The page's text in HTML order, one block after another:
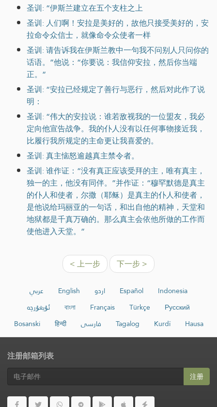
圣训: “伊斯兰建立在五个支柱之上
圣训: 人们啊！安拉是美好的，故他只接受美好的，安
拉命令众信士，就像命令众使者一样
圣训: 请告诉我在伊斯兰教中一句我不问别人只问你的
话语。”他说：“你要说：我信仰安拉，然后你当端
正。”
圣训: “安拉已经规定了善行与恶行，然后对此作了说
明：
圣训: “伟大的安拉说：谁若敌视我的一位盟友，我必
定向他宣告战争。我的仆人没有以任何事物接近我，
比履行我所规定的主命更让我喜爱的。
圣训: 真主恼怒逾越真主禁令者。
圣训: 谁作证：“没有真正应该受拜的主，唯有真主，
独一的主，他没有同伴。”并作证：“穆罕默德是真主
的仆人和使者，尔撒（耶稣）是真主的仆人和使者，
是他说给玛丽亚的一句话，和出自他的精神，天堂和
地狱都是千真万确的。那么真主会依他所做的工作而
使他进入天堂。”
< 上一步 下一步 >
عربي English اردو Español
Indonesia
ئۇيغۇرچە
বাংলা Français Türkçe
Русский
Bosanski
हिन्दी فارسی Tagalog Kurdî Hausa
注册邮箱列表
注册